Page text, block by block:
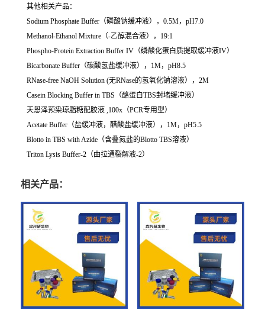
其他相关产品：
Sodium Phosphate Buffer（磷酸钠缓冲液），0.5M，pH7.0
Methanol-Ethanol Mixture（-乙醇混合液），19:1
Phospho-Protein Extraction Buffer IV（磷酸化蛋白质提取缓冲液IV）
Bicarbonate Buffer（碳酸氢盐缓冲液），1M，pH8.5
RNase-free NaOH Solution (无RNase的氢氧化钠溶液），2M
Casein Blocking Buffer in TBS（酪蛋白TBS封堵缓冲液）
天恩泽预染琼脂糖配胶液 ,100x（PCR专用型）
Acetate Buffer（盐缓冲液，醋酸盐缓冲液），1M，pH5.5
Blotto in TBS with Azide（含叠氮盐的Blotto TBS溶液）
Triton Lysis Buffer-2（曲拉通裂解液-2）
相关产品：